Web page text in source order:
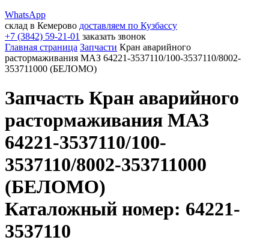
WhatsApp
склад в Кемерово доставляем по Кузбассу
+7 (3842) 59-21-01 заказать звонок
Главная страница Запчасти Кран аварийного
растормаживания МАЗ 64221-3537110/100-3537110/8002-
353711000 (БЕЛОМО)
Запчасть Кран аварийного
растормаживания МАЗ
64221-3537110/100-
3537110/8002-353711000
(БЕЛОМО)
Каталожный номер: 64221-
3537110